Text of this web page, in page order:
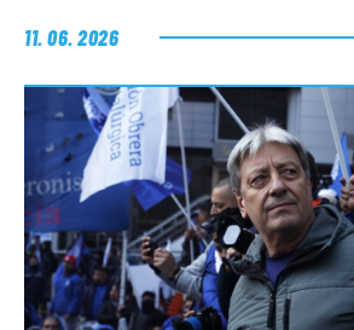
EL LADO «G»
11. 06. 2026